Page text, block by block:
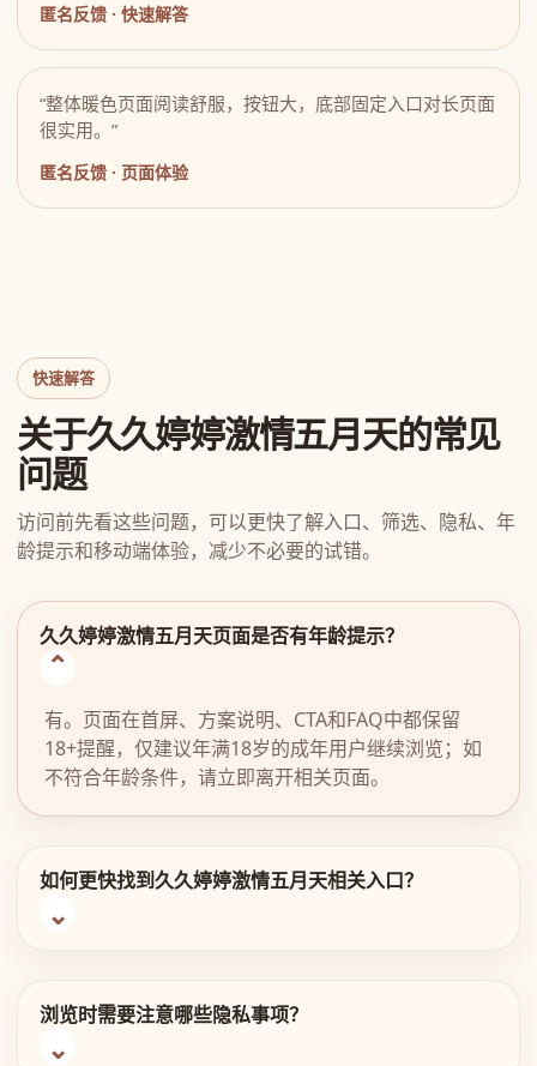
匿名反馈 · 快速解答
“整体暖色页面阅读舒服，按钮大，底部固定入口对长页面
很实用。”
匿名反馈 · 页面体验
快速解答
关于久久婷婷激情五月天的常见
问题
访问前先看这些问题，可以更快了解入口、筛选、隐私、年
龄提示和移动端体验，减少不必要的试错。
久久婷婷激情五月天页面是否有年龄提示？
有。页面在首屏、方案说明、CTA和FAQ中都保留
18+提醒，仅建议年满18岁的成年用户继续浏览；如
不符合年龄条件，请立即离开相关页面。
如何更快找到久久婷婷激情五月天相关入口？
浏览时需要注意哪些隐私事项？